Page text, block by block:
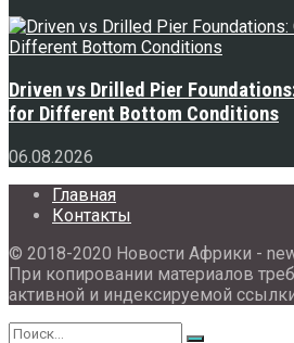
Driven vs Drilled Pier
for Different Bottom Conditions
06.08.2026
Главная
Контакты
© 2018-2020 Новости Африки -
При копировании материалов
активной и индексируемой ссылки